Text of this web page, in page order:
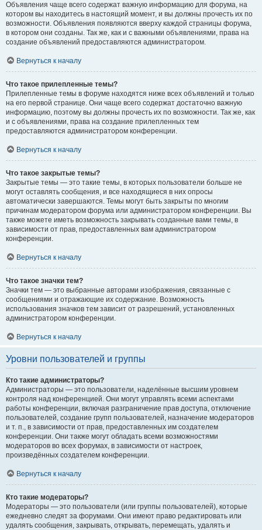
Объявления чаще всего содержат важную информацию для форума, на
котором вы находитесь в настоящий момент, и вы должны прочесть их по
возможности. Объявления появляются вверху каждой страницы форума,
в котором они созданы. Так же, как и с важными объявлениями, права на
создание объявлений предоставляются администратором.
Вернуться к началу
Что такое прилепленные темы?
Прилепленные темы в форуме находятся ниже всех объявлений и только
на его первой странице. Они чаще всего содержат достаточно важную
информацию, поэтому вы должны прочесть их по возможности. Так же, как
и с объявлениями, права на создание прилепленных тем
предоставляются администратором конференции.
Вернуться к началу
Что такое закрытые темы?
Закрытые темы — это такие темы, в которых пользователи больше не
могут оставлять сообщения, и все находящиеся в них опросы
автоматически завершаются. Темы могут быть закрыты по многим
причинам модератором форума или администратором конференции. Вы
также можете иметь возможность закрывать созданные вами темы, в
зависимости от прав, предоставленных вам администратором
конференции.
Вернуться к началу
Что такое значки тем?
Значки тем — это выбранные авторами изображения, связанные с
сообщениями и отражающие их содержание. Возможность
использования значков тем зависит от разрешений, установленных
администратором конференции.
Вернуться к началу
Уровни пользователей и группы
Кто такие администраторы?
Администраторы — это пользователи, наделённые высшим уровнем
контроля над конференцией. Они могут управлять всеми аспектами
работы конференции, включая разграничение прав доступа, отключение
пользователей, создание групп пользователей, назначение модераторов
и т. п., в зависимости от прав, предоставленных им создателем
конференции. Они также могут обладать всеми возможностями
модераторов во всех форумах, в зависимости от настроек,
произведённых создателем конференции.
Вернуться к началу
Кто такие модераторы?
Модераторы — это пользователи (или группы пользователей), которые
ежедневно следят за форумами. Они имеют право редактировать или
удалять сообщения, закрывать, открывать, перемещать, удалять и